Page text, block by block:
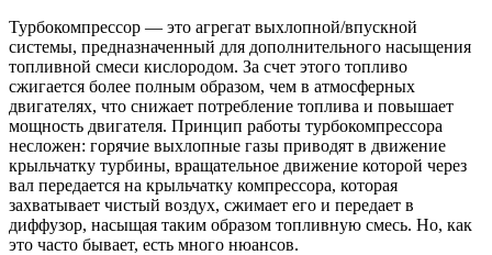
Турбокомпрессор — это агрегат выхлопной/впускной
системы, предназначенный для дополнительного насыщения
топливной смеси кислородом. За счет этого топливо
сжигается более полным образом, чем в атмосферных
двигателях, что снижает потребление топлива и повышает
мощность двигателя. Принцип работы турбокомпрессора
несложен: горячие выхлопные газы приводят в движение
крыльчатку турбины, вращательное движение которой через
вал передается на крыльчатку компрессора, которая
захватывает чистый воздух, сжимает его и передает в
диффузор, насыщая таким образом топливную смесь. Но, как
это часто бывает, есть много нюансов.